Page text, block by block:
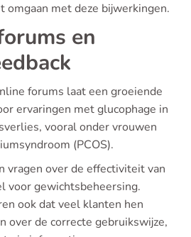
omgaan met deze bijwerkingen.
en
forums laat een groeiende
ervaringen met glucophage in
vooral onder vrouwen
(PCOS).
vragen over de effectiviteit van
voor gewichtsbeheersing.
ook dat veel klanten hen
over de correcte gebruikswijze,